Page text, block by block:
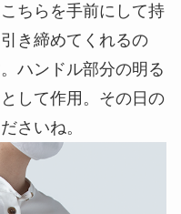
ちらを手前にして持
き締めてくれるの
ハンドル部分の明る
して作用。その日の
さいね。